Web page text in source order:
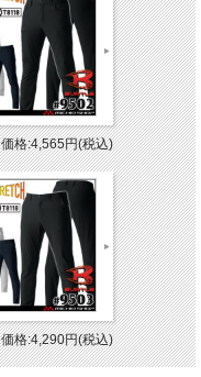
価格:4,565円(税込)
価格:4,290円(税込)